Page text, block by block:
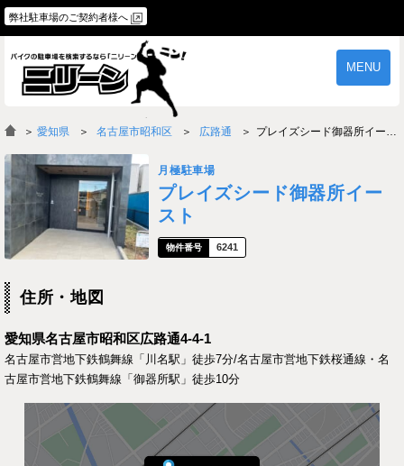
弊社駐車場のご契約者様へ
MENU
物件一覧 ご契約の流れ
よくあるご質問
＞ 愛知県 名古屋市昭和区 広路通 プレイズシード御器所イースト
月極駐車場
プレイズシード御器所イー
スト
6241
住所・地図
愛知県名古屋市昭和区広路通4-4-1
名古屋市営地下鉄鶴舞線「川名駅」徒歩7分/名古屋市営地下鉄桜通線・名
古屋市営地下鉄鶴舞線「御器所駅」徒歩10分